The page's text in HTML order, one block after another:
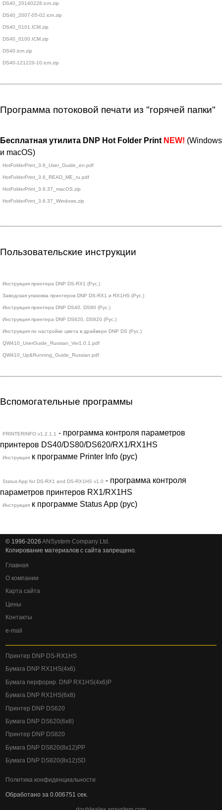
DS40_20140228.icm.zip
DS40_2007-05-02.icm.zip
DS40_0101.ICM.zip
DS40_0100.ICM.zip
DS40.icm.zip
DS40-121220-10.icm.zip
Программа потоковой печати из "горячей папки"
Бесплатная утилита DNP Hot Folder Print
(Windows
и macOS)
HotFolderPrint_3.6_User_Guide_en.pdf
HotFolderPrint_3.6_READ_ME_ru.pdf
HotFolderPrint_3.6.37_macOS.zip
HotFolderPrint_3.6.37_Windows.zip
Пользовательские инструкции
Инструкция принтера DNP DS-RX1 (Рус.)
Заводская упаковка принтеров DNP DS-RX1 и RX1HS (Рус.)
Инструкция принтера DNP DS40, DS80 (Рус.)
Инструкция принтера DNP DS620, DS820 (Рус.)
Инструкция по настройке цвета в драйвере DNP DS (Рус.)
QW410_UserGuide_Russian_Ver1.0.1.pdf
QW410_Up&Running_Guide_Russian.pdf
Вспомогательные программы
PRINTERINFO v1.2.1.1 - программа контроля параметров
принтеров DS40/DS80/DS620/RX1/RX1HS
Инструкция к программе Printer Info (рус)
Status App for DS-RX1 and DS-RX1HS v1.0 - программа контроля
параметров принтеров RX1/RX1HS
Инструкция к программе Status App (рус)
© 1996-2026ANSystem Company Ltd.
Копирование материалов с сайта запрещено.
Главная
О компании
Карта сайта
Цены
Контакты
e-mail
Принтер DNP DS-RX1HS
Бумага DNP RX1HS(4x6)
Бумага перфорир. DNP RX1HS(4x6)P
Бумага DNP RX1HS(6x8)
Принтер DNP DS620
Бумага DNP DS620(6x8)
Принтер DNP DS820
Бумага DNP DS820(8x12)PP
Бумага DNP DS820(8x12)SD
Политика конфиденциальности
Обработано за 0.006751 сек.